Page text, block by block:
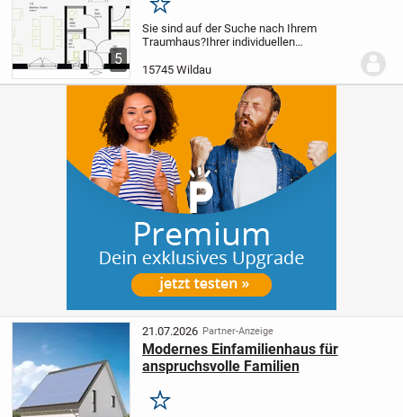
5
Merken
Sie sind auf der Suche nach Ihrem
Traumhaus?Ihrer individuellen
HIER ZWEI WOHNEINHEITEN UNTER
EINEM DACH: FINANZIEREN SIE IHR
EIGENES HAUS MIT DER MIETE DER...
15745 Wildau
21.07.2026 Partner-Anzeige
Modernes Einfamilienhaus für
anspruchsvolle Familien
Merken